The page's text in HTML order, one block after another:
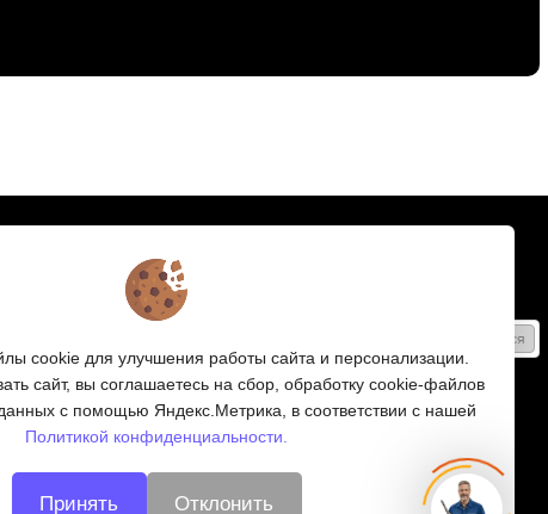
Получайте только полезные статьи!
Подписаться
Согласен на обработку персональных данных
Мы в соцсетях:
cookie для улучшения работы сайта и персонализации.
сайт, вы соглашаетесь на сбор, обработку cookie-файлов
с помощью Яндекс.Метрика, в соответствии с нашей
Политикой конфиденциальности.
Принять Отклонить